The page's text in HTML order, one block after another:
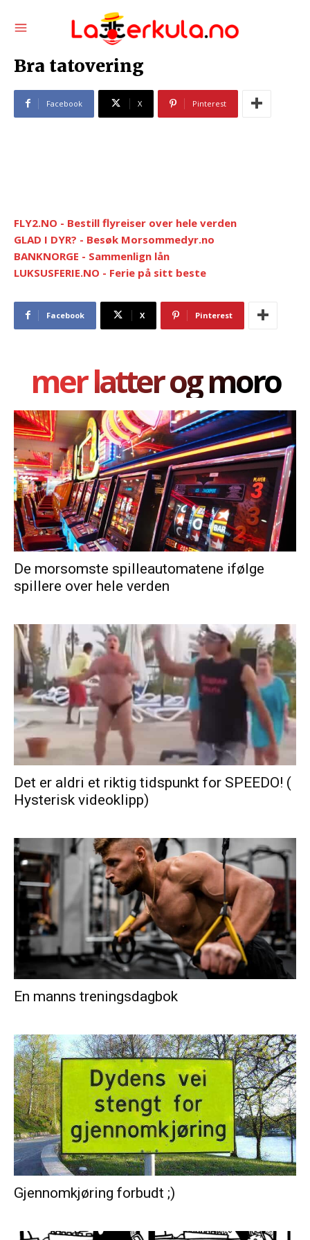
Bra tatovering
Facebook X Pinterest
FLY2.NO - Bestill flyreiser over hele verden
GLAD I DYR? - Besøk Morsommedyr.no
BANKNORGE - Sammenlign lån
LUKSUSFERIE.NO - Ferie på sitt beste
Facebook X Pinterest
mer latter og moro
De morsomste spilleautomatene ifølge
spillere over hele verden
Det er aldri et riktig tidspunkt for SPEEDO! (
Hysterisk videoklipp)
En manns treningsdagbok
Gjennomkjøring forbudt ;)